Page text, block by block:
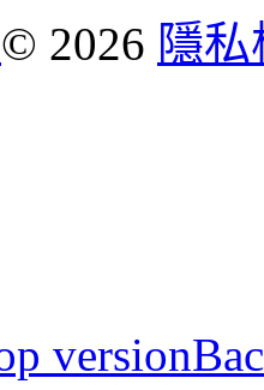
© 2026 隱
version